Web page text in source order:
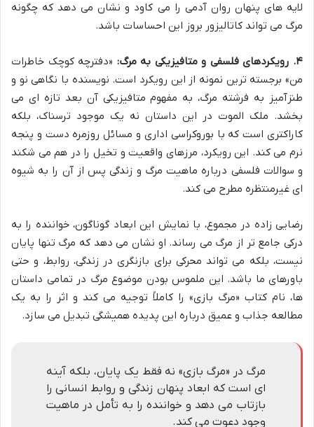
لایه های پنهان روان آدمی را می کاود و نشان می دهد که چگونه
مرگ می تواند کاتالیزور بروز این احساسات باشد.
۴. رویکردهای فلسفی و متافیزیکی به مرگ:
«دفترچه کوچک خاطرات
من» برجسته ترین نمونه از این رویکرد است. نویسنده با نگاهی نو و
طنزآمیز به فرشته مرگ، به مفهوم متافیزیکی آن بعد تازه ای می
بخشد. ملک الموت در این داستان نه یک موجود ترسناک، بلکه
کاراکتری است که با بوروکراسی اداری و مسائل روزمره دست و پنجه
نرم می کند. این رویکرد، مرزهای واقعیت و تخیل را در هم می شکند
و سوالات فلسفی درباره ماهیت مرگ و زندگی پس از آن را به شیوه
ای غیرمنتظره مطرح می کند.
رضایی زاده در مجموع، با نمایش این ابعاد گوناگون، خواننده را به
درکی جامع تر از مرگ می رساند. او نشان می دهد که مرگ تنها پایان
نیست، بلکه می تواند محرکی برای بازنگری در زندگی، روابط، و حتی
باورهای ما باشد. این ملموس بودن موضوع مرگ در تمامی داستان
ها، نام کتاب «مرگ بازی» را کاملاً توجیه می کند و اثر را به یک
مطالعه جذاب و عمیق درباره این پدیده همیشگی تبدیل می سازد.
مرگ در «مرگ بازی» نه فقط یک پایان، بلکه آینه
ای است که ابعاد پنهان زندگی و روابط انسانی را
بازتاب می دهد و خواننده را به تأمل در ماهیت
وجود دعوت می کند.